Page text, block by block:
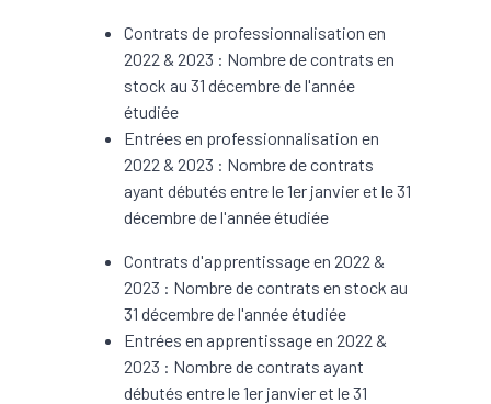
Contrats de professionnalisation en
2022 & 2023 : Nombre de contrats en
stock au 31 décembre de l'année
étudiée
Entrées en professionnalisation en
2022 & 2023 : Nombre de contrats
ayant débutés entre le 1er janvier et le 31
décembre de l'année étudiée
Contrats d'apprentissage en 2022 &
2023 : Nombre de contrats en stock au
31 décembre de l'année étudiée
Entrées en apprentissage en 2022 &
2023 : Nombre de contrats ayant
débutés entre le 1er janvier et le 31